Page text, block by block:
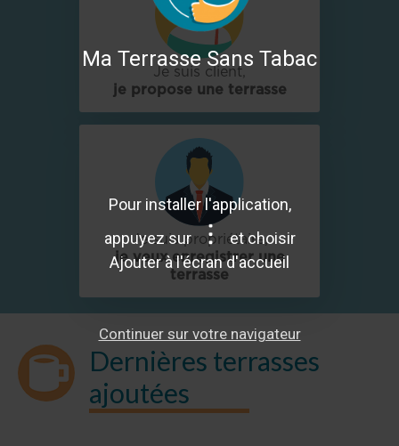
Je suis client,
je propose une terrasse
Je suis propriétaire,
je veux enregistrer une
terrasse
Dernières terrasses
ajoutées
Ma Terrasse Sans Tabac
Pour installer l'application,
appuyez sur
et choisir
Ajouter à l'écran d'accueil
Continuer sur votre navigateur